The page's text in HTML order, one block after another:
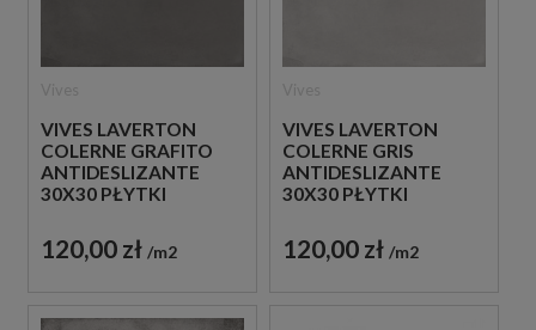
VIVES LAVERTON
COLERNE GRAFITO
ANTIDESLIZANTE
30X30 PŁYTKI
GRESOWE
120,00 zł m2
VIVES LAVERTON
COLERNE GRIS
ANTIDESLIZANTE
30X30 PŁYTKI
GRESOWE
120,00 zł m2